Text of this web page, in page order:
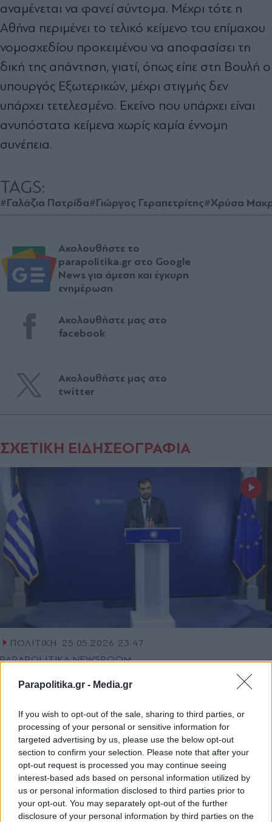
Parapolitika.gr - Media.gr
If you wish to opt-out of the sale, sharing to third parties, or
processing of your personal or sensitive information for
targeted advertising by us, please use the below opt-out
section to confirm your selection. Please note that after your
opt-out request is processed you may continue seeing
interest-based ads based on personal information utilized by
us or personal information disclosed to third parties prior to
your opt-out. You may separately opt-out of the further
disclosure of your personal information by third parties on the
αναμένεται να φανεί σύντομα. Μέχρι τότε η
Αθήνα περιμένει το τελικό κείμενο του επίμαχου
νομοσχεδίου προκειμένου να αποφασίσει τη
δική της απάντηση, γιατί, όπως είπε στη Βουλή ο
υπουργός Εξωτερικών, μέχρι στιγμής δεν
υπάρχει τετελεσμένο. Εκείνο που υπάρχει είναι
ανυπόστατα κείμενα χωρίς καμία έννομη
συνέπεια.
TAGS:
#Γαλάζια Πατρίδα#Γιώργος Γεραπετρίτης#Χρύσα
Ακολουθήστε το
parapolitika.gr στο Google
News για άμεση και έγκυρη
ενημέρωση
Ακολουθήστε μας στο
facebook
Ακολουθήστε μας στο
twitter
ΣΧΕΤΙΚΗ ΕΙΔΗΣΕΟΓΡΑΦΙΑ
ΠΟΛΙΤΙΚΗ
25.05.2026 23:47
PARAPOLITIKA NEWSROOM
Παύλος Μαρινάκης: Δεν θα μείνουμε με
προχωρήσει σε μονομερή ενέργεια -
Αιχμές για Τσίπρα και Καρυστιανού, τι
είπε για Σαμαρά (Βίντεο)